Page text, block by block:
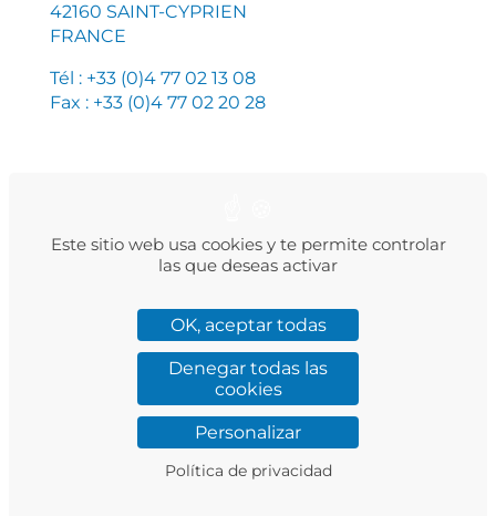
42160 SAINT-CYPRIEN
FRANCE
Tél : +33 (0)4 77 02 13 08
Fax : +33 (0)4 77 02 20 28
MENTIONS LÉGALES
POLITIQUE DE CONFIDENTIALITÉ
FacebookInstagram
LinkedIn
TwitterYouTube
Réalisation
Este sitio web usa cookies y te permite controlar
las que deseas activar
OK, aceptar todas
Denegar todas las
cookies
Personalizar
Política de privacidad